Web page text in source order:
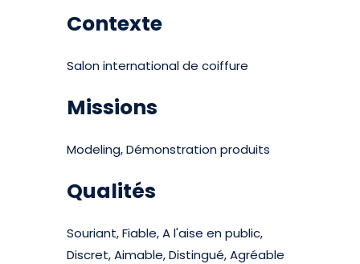
Contexte
Salon international de coiffure
Missions
Modeling, Démonstration produits
Qualités
Souriant, Fiable, A l'aise en public,
Discret, Aimable, Distingué, Agréable